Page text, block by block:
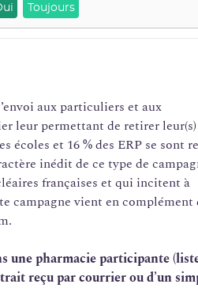
Toujours
aux particuliers et aux
leur permettant de retirer
écoles et 16 % des ERP se sont
inédit de ce type de
françaises et qui incitent à
campagne vient en complément
une pharmacie participante
reçu par courrier ou d’un